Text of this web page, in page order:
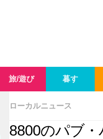
旅/遊び 暮す
ローカルニュース
8800のパブ